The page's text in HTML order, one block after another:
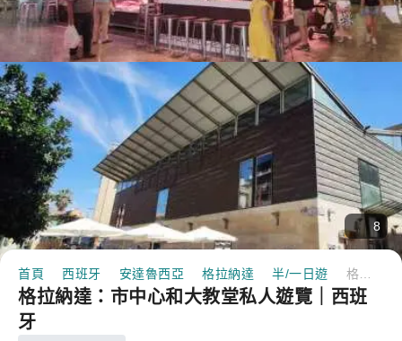
8
首頁 西班牙 安達魯西亞 格拉納達 半/一日遊
格拉納達：市中心和大教堂私人遊覽｜西班
牙